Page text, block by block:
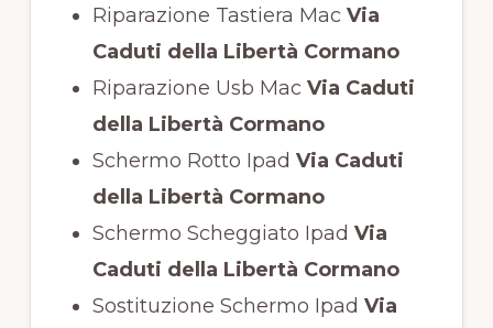
Riparazione Tastiera Mac Via
Caduti della Libertà Cormano
Riparazione Usb Mac Via Caduti
della Libertà Cormano
Schermo Rotto Ipad Via Caduti
della Libertà Cormano
Schermo Scheggiato Ipad Via
Caduti della Libertà Cormano
Sostituzione Schermo Ipad Via